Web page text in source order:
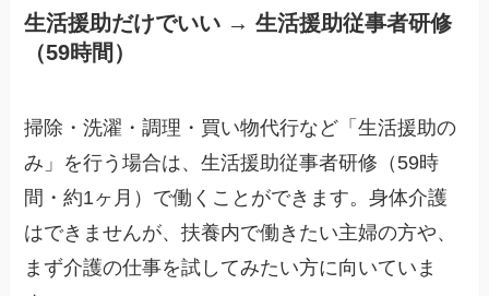
生活援助だけでいい → 生活援助従事者研修
（59時間）
掃除・洗濯・調理・買い物代行など「生活援助の
み」を行う場合は、生活援助従事者研修（59時
間・約1ヶ月）で働くことができます。身体介護
はできませんが、扶養内で働きたい主婦の方や、
まず介護の仕事を試してみたい方に向いていま